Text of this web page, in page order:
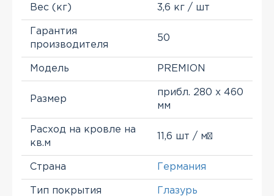
Вес (кг) 3,6 кг / шт
Гарантия
производителя
50
Модель PREMION
Размер
прибл. 280 х 460
мм
Расход на кровле на
кв.м
11,6 шт / м²
Страна Германия
Тип покрытия Глазурь